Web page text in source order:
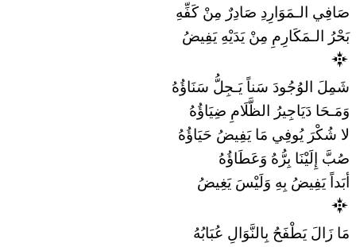
صَافِي الـمَوَارِدِ صَادِرٌ مِنْ كَفِّهِ
بَحْرُ الـمَكَارِمِ مِنْ يَدَيْهِ يَفِيضُ
شَمِلَ الوُجُودَ سَناً يَـجِلُّ سَنَاؤُهُ
وَمَـحَا دَيَاجِيرُ الظَّلَامِ ضِيَاؤُهُ
لا شُكْرَ يُوفِي مَا يَفِيضُ حَيَاؤُهُ
صُبَّ إِلَيْنَا بِرُّهُ وَعَطَاؤُهُ
أبَداً يَفِيضُ بِهِ وَلَيْسَ يَغِيضُ
مَا زَالَ يَطْفَحُ بِالنَّوَالِ عُبَابُهُ